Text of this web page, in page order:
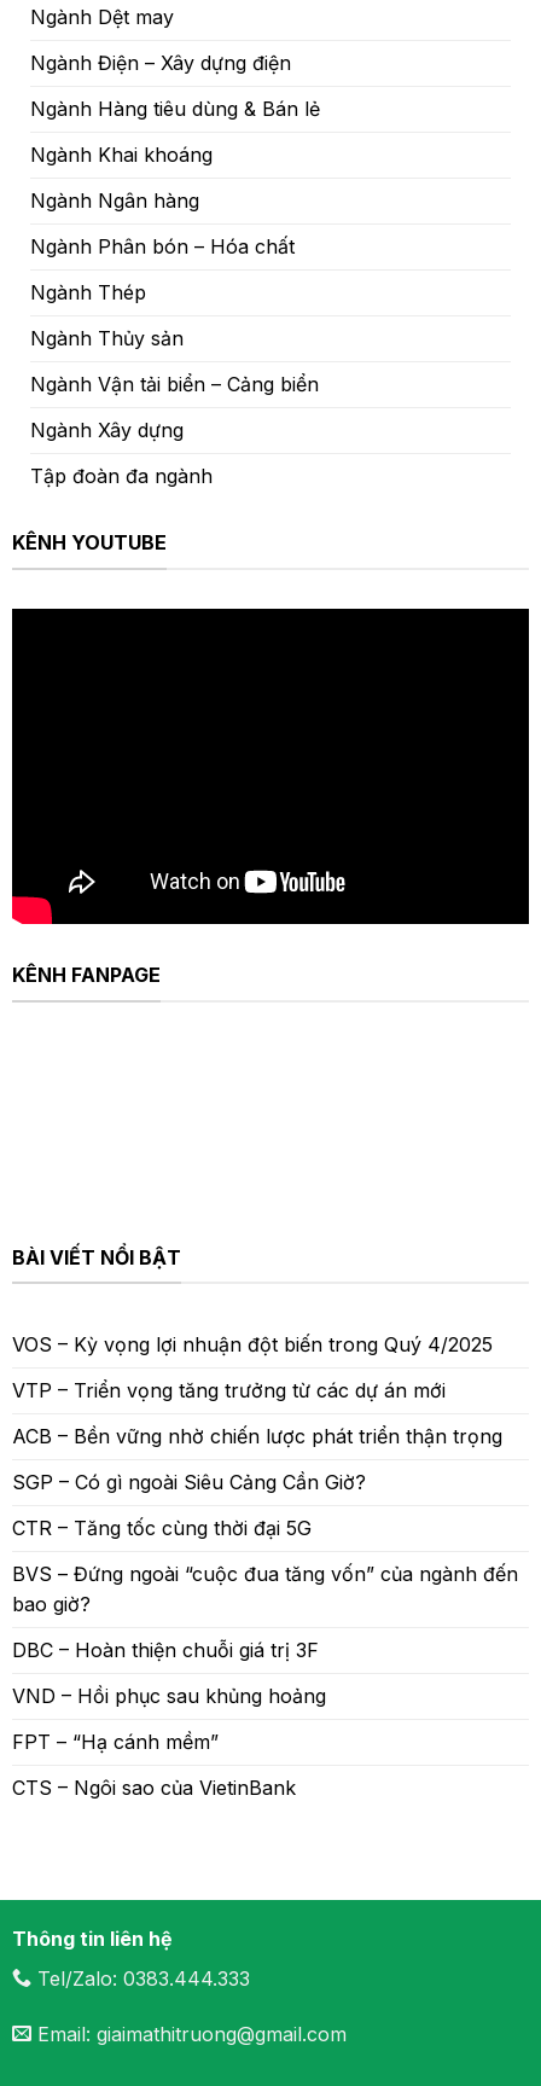
Ngành Dệt may
Ngành Điện – Xây dựng điện
Ngành Hàng tiêu dùng & Bán lẻ
Ngành Khai khoáng
Ngành Ngân hàng
Ngành Phân bón – Hóa chất
Ngành Thép
Ngành Thủy sản
Ngành Vận tải biển – Cảng biển
Ngành Xây dựng
Tập đoàn đa ngành
KÊNH YOUTUBE
KÊNH FANPAGE
BÀI VIẾT NỔI BẬT
VOS – Kỳ vọng lợi nhuận đột biến trong Quý 4/2025
VTP – Triển vọng tăng trưởng từ các dự án mới
ACB – Bền vững nhờ chiến lược phát triển thận trọng
SGP – Có gì ngoài Siêu Cảng Cần Giờ?
CTR – Tăng tốc cùng thời đại 5G
BVS – Đứng ngoài “cuộc đua tăng vốn” của ngành đến
bao giờ?
DBC – Hoàn thiện chuỗi giá trị 3F
VND – Hồi phục sau khủng hoảng
FPT – “Hạ cánh mềm”
CTS – Ngôi sao của VietinBank
Thông tin liên hệ
Tel/Zalo: 0383.444.333
Email: giaimathitruong@gmail.com